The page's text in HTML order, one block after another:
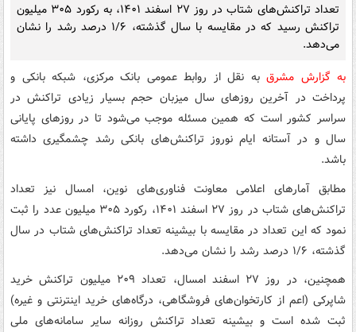
تعداد تراکنش‌های شتاب در روز ۲۷ اسفند ۱۴۰۱، به رکورد ۳۰۵ میلیون
تراکنش رسید که در مقایسه با سال گذشته، ۱/۶ درصد رشد را نشان
می‌دهد.
به گزارش مشرق به نقل از روابط عمومی بانک مرکزی، شبکه بانکی و
پرداخت در آخرین روزهای سال میزبان حجم بسیار زیادی تراکنش در
سراسر کشور است که همین مسئله موجب می‌شود تا در روزهای پایانی
سال و در آستانه ایام نوروز تراکنش‌های بانکی رشد چشمگیری داشته
باشد.
مطابق آمارهای اعلامی معاونت فناوری‌های نوین، امسال نیز تعداد
تراکنش‌های شتاب در روز ۲۷ اسفند ۱۴۰۱، رکورد ۳۰۵ میلیون عدد را ثبت
نمود که این تعداد در مقایسه با بیشینه تعداد تراکنش‌های شتاب در سال
گذشته، ۱/۶ درصد رشد را نشان می‌دهد.
همچنین، در روز ۲۷ اسفند امسال، تعداد ۲۰۹ میلیون تراکنش خرید
شاپرکی (اعم از کارتخوان‌های فروشگاهی، درگاه‌های خرید اینترنتی و غیره)
ثبت شده است و بیشینه تعداد تراکنش روزانه سایر سامانه‌های ملی